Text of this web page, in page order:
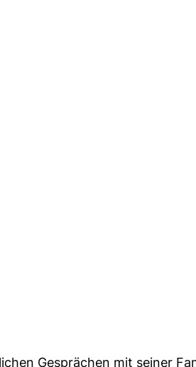
Gesprächen mit seiner